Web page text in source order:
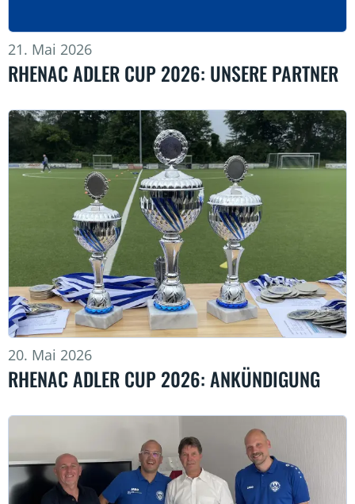
21. Mai 2026
RHENAC ADLER CUP 2026: UNSERE PARTNER
20. Mai 2026
RHENAC ADLER CUP 2026: ANKÜNDIGUNG